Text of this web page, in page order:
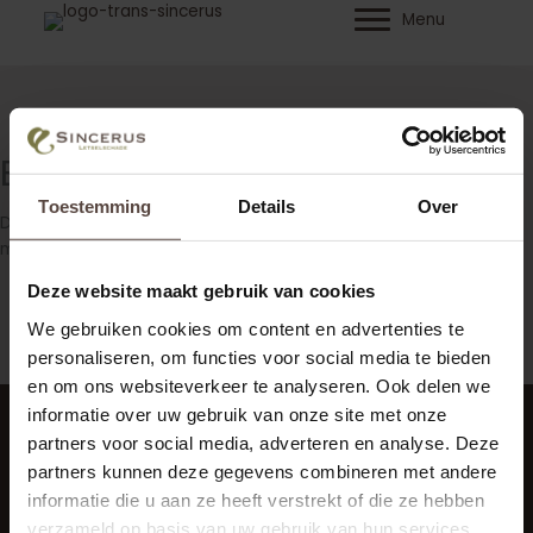
Toestemming Details Over
Deze website maakt gebruik van cookies
We gebruiken cookies om content en advertenties te
personaliseren, om functies voor social media te bieden
en om ons websiteverkeer te analyseren. Ook delen we
informatie over uw gebruik van onze site met onze
partners voor social media, adverteren en analyse. Deze
partners kunnen deze gegevens combineren met andere
informatie die u aan ze heeft verstrekt of die ze hebben
verzameld op basis van uw gebruik van hun services.
Menu
Bedankt
Dank voor uw bericht, wij nemen zo spoedig mogelijk contact
met u op.
Menu
Home